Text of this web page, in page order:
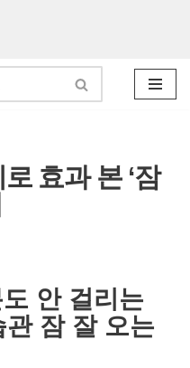
효과 본 ‘잠
안 걸리는
잠 잘 오는